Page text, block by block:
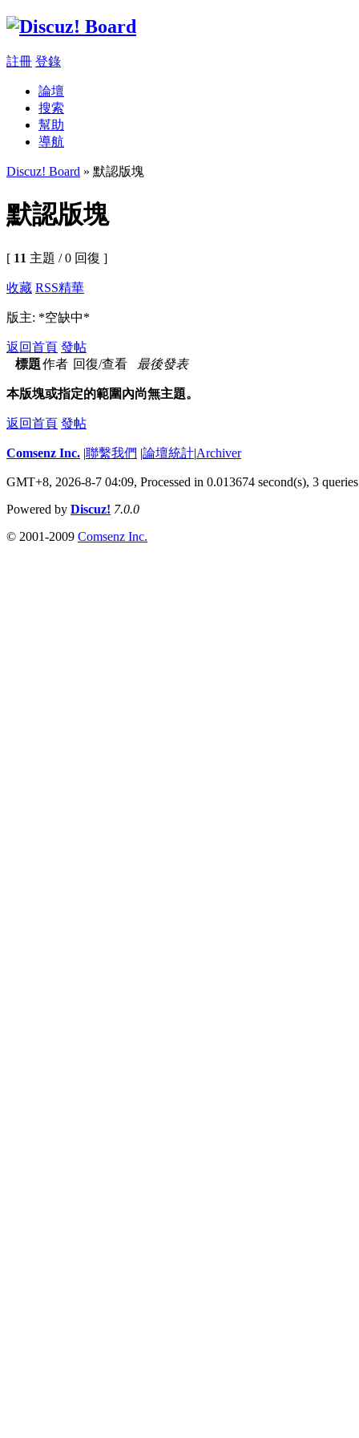
註冊 登錄
論壇
搜索
幫助
導航
Discuz! Board » 默認版塊
默認版塊
[ 11 主題 / 0 回復 ]
收藏 RSS精華
版主: *空缺中*
返回首頁 發帖
標題作者 回復/查看 最後發表
本版塊或指定的範圍內尚無主題。
返回首頁 發帖
Comsenz Inc. |聯繫我們 |論壇統計|Archiver
GMT+8, 2026-8-7 04:09, Processed in 0.013674 second(s), 3 queries
Powered by Discuz! 7.0.0
© 2001-2009 Comsenz Inc.